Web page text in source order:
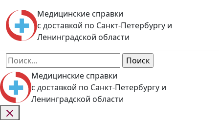
to
content
Медицинские справки
с доставкой по Санкт-Петербургу и
Ленинградской области
Найти:
Медицинские справки
с доставкой по Санкт-Петербургу и
Ленинградской области